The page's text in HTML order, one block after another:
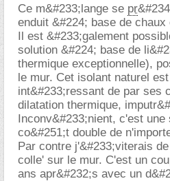
Ce m&#233;lange se pr
enduit &#224; base de chaux
Il est &#233;galement
solution &#224; base de
thermique exceptionnelle),
le mur. Cet isolant naturel
int&#233;ressant de par ses
dilatation thermique,
Inconv&#233;nient, c'est une
co&#251;t double de
Par contre j'&#233;viterais
colle' sur le mur. C'est un
ans apr&#232;s avec un